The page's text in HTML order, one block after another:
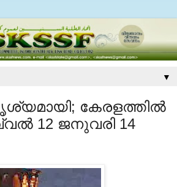
▼
ദൃശ്യമായി; കേരളത്തിൽ
12 ജനുവരി 14